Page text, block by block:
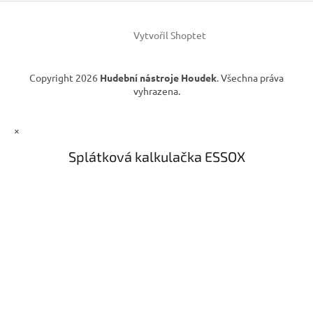
Vytvořil Shoptet
Copyright 2026 Hudební nástroje Houdek. Všechna práva
vyhrazena.
×
Splátková kalkulačka ESSOX